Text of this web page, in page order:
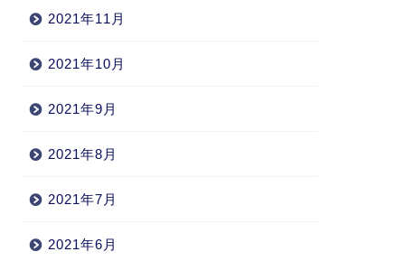
2021年11月
2021年10月
2021年9月
2021年8月
2021年7月
2021年6月